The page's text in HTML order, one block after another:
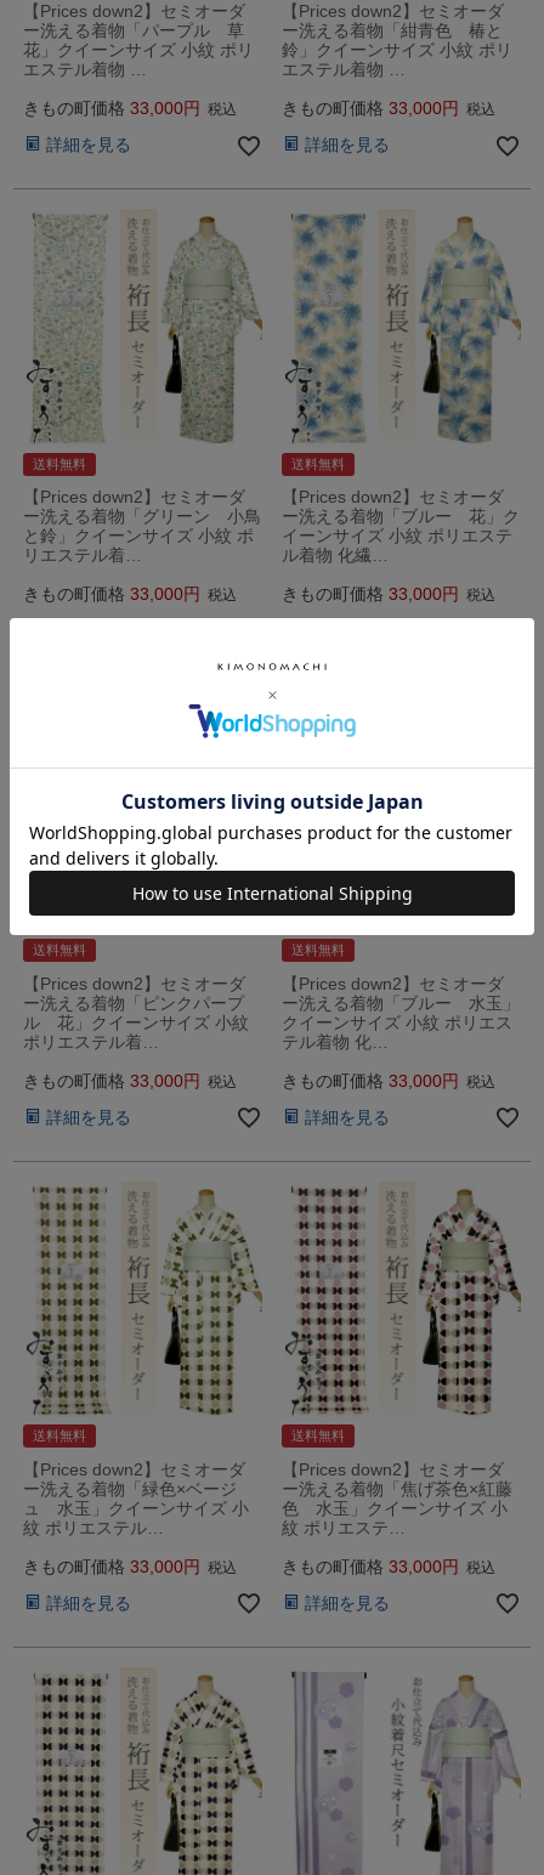
【Prices down2】セミオーダ
ー洗える着物「パープル 草
花」クイーンサイズ 小紋 ポリ
エステル着物 …
きもの町価格 33,000 税込
詳細を見る
【Prices down2】セミオーダ
ー洗える着物「紺青色 椿と
鈴」クイーンサイズ 小紋 ポリ
エステル着物 …
きもの町価格 33,000 税込
詳細を見る
送料無料
【Prices down2】セミオーダ
ー洗える着物「グリーン 小鳥
と鈴」クイーンサイズ 小紋 ポ
リエステル着…
きもの町価格 33,000 税込
送料無料
【Prices down2】セミオーダ
ー洗える着物「ブルー 花」ク
イーンサイズ 小紋 ポリエステ
ル着物 化繊…
きもの町価格 33,000 税込
送料無料
【Prices down2】セミオーダ
ー洗える着物「ピンクパープ
ル 花」クイーンサイズ 小紋
ポリエステル着…
きもの町価格 33,000 税込
詳細を見る
送料無料
【Prices down2】セミオーダ
ー洗える着物「ブルー 水玉」
クイーンサイズ 小紋 ポリエス
テル着物 化…
きもの町価格 33,000 税込
詳細を見る
送料無料
【Prices down2】セミオーダ
ー洗える着物「緑色×ベージ
ュ 水玉」クイーンサイズ 小
紋 ポリエステル…
きもの町価格 33,000 税込
詳細を見る
送料無料
【Prices down2】セミオーダ
ー洗える着物「焦げ茶色×紅藤
色 水玉」クイーンサイズ 小
紋 ポリエステ…
きもの町価格 33,000 税込
詳細を見る